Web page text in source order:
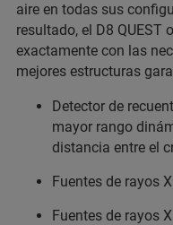
aire en todas sus
resultado, el D8 QUEST
exactamente con las
mejores estructuras
Detector de
mayor rango
distancia entre el
Fuentes de rayos
Fuentes de rayos